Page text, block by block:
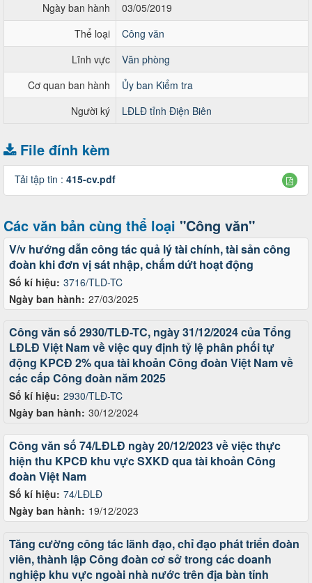
Ngày ban hành
03/05/2019
Thể loại
Công văn
Lĩnh vực
Văn phòng
Cơ quan ban hành
Ủy ban Kiểm tra
Người ký
LĐLĐ tỉnh Điện Biên
File đính kèm
Tải tập tin : 415-cv.pdf
Các văn bản cùng thể loại "Công văn"
Số kí hiệu: 3716/TLD-TC
Ngày ban hành: 27/03/2025
V/v hướng dẫn công tác quả lý tài chính, tài sản công
đoàn khi đơn vị sát nhập, chấm dứt hoạt động
Số kí hiệu: 2930/TLĐ-TC
Ngày ban hành: 30/12/2024
Công văn số 2930/TLĐ-TC, ngày 31/12/2024 của Tổng
LĐLĐ Việt Nam về việc quy định tỷ lệ phân phối tự
động KPCĐ 2% qua tài khoản Công đoàn Việt Nam về
các cấp Công đoàn năm 2025
Số kí hiệu: 74/LĐLĐ
Ngày ban hành: 19/12/2023
Công văn số 74/LĐLĐ ngày 20/12/2023 về việc thực
hiện thu KPCĐ khu vực SXKD qua tài khoản Công
đoàn Việt Nam
Tăng cường công tác lãnh đạo, chỉ đạo phát triển đoàn
viên, thành lập Công đoàn cơ sở trong các doanh
nghiệp khu vực ngoài nhà nước trên địa bàn tỉnh